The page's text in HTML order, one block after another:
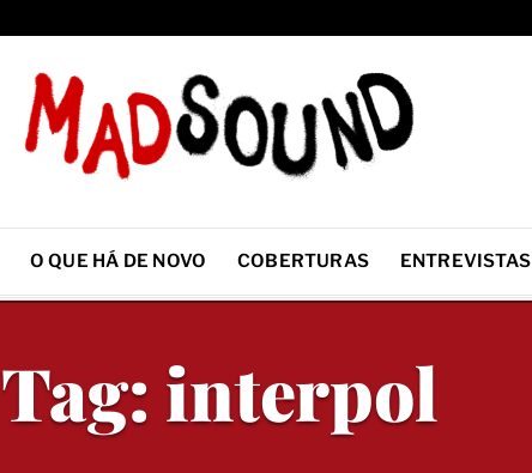
O QUE HÁ DE NOVO COBERTURAS ENTREVISTAS
Tag: interpol